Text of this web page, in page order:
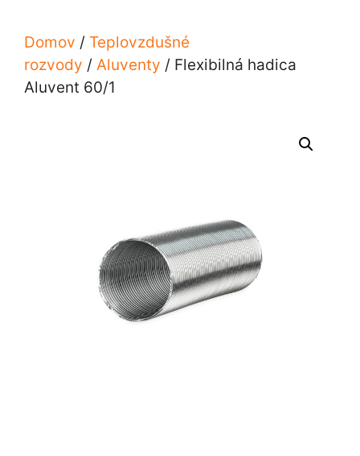
Domov / Teplovzdušné
rozvody / Aluventy / Flexibilná hadica
Aluvent 60/1